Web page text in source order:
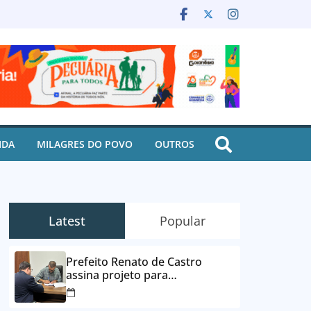
MILAGRES DO POVO OUTROS
Latest Popular
Prefeito Renato de Castro
assina projeto para
desbloqueio de contas e
parcelamento de dívidas em até